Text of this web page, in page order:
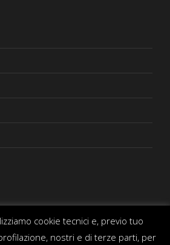
cookie tecnici e, previo tuo
nostri e di terze parti, per